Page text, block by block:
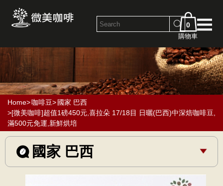
0
購物車
Home>咖啡豆>國家 巴西
>[微美咖啡]超值1磅450元,喜拉朵 17/18目 日曬(巴西)中深焙咖啡豆,
滿500元免運,新鮮烘培
國家 巴西